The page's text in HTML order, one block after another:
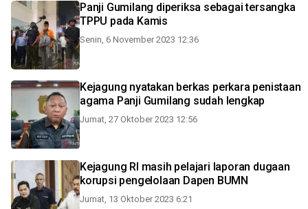
Panji Gumilang diperiksa sebagai tersangka
TPPU pada Kamis
Senin, 6 November 2023 12:36
Kejagung nyatakan berkas perkara penistaan
agama Panji Gumilang sudah lengkap
Jumat, 27 Oktober 2023 12:56
Kejagung RI masih pelajari laporan dugaan
korupsi pengelolaan Dapen BUMN
Jumat, 13 Oktober 2023 6:21